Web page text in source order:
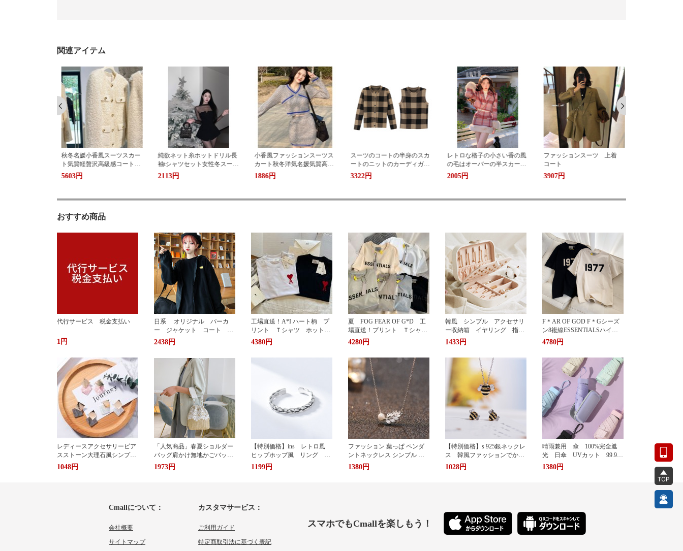
関連アイテム
純欲ネット糸ホットドリル長
袖tシャツセット女性冬スーツ
胸気質名媛上着2点セット
2113円
小香風ファッションスーツス
カート秋冬洋気名媛気質高級
感ニットヒップスカート2点
セット女性
1886円
スーツのコートの半身のスカ
ートのニットのカーディガン
のスカートのズボンのブラウ
ニーの紋様の女性のスーツの
3322円
レトロな格子の小さい香の風
の毛はオーバーの半スカート
のスーツの単列はボタンを掛
けて痩せています。
2005円
ファッションスーツ 上着
コート
3907円
格子 小さいスーツ 上着
女 スーツ
2788円
おすすめ商品
代行サービス 税金支払い
1円
日系 オリジナル パーカ
ー ジャケット コート 暖
か ふわもこ ボアフリー
ス ユニセックス 男女兼用
2438円
工場直送！A*I ハート柄 プ
リント Ｔシャツ ホットプ
リント 半袖 男女兼用 ユ
ニセックス おしゃれ スト
リート ブランドＴシャツ
4380円
夏 FOG FEAR OF G*D 工
場直送！プリント Ｔシャ
ツ ホットプリント 半袖
男女兼用 ユニセックス お
しゃれ ストリート ブラン
ドＴシャツ
4280円
韓風 シンプル アクセサリ
ー収納箱 イヤリング 指
輪 多機能 アクセサリーボ
ックス ジュエリーケース ジ
ュエリーボックス 持ち運び
携帯用 コンパクト 持ちやす
い 小物入れ イアリン
グ ピアス 首飾り アクセ
サリー ケース
1433円
F＊AR OF GOD F＊Gシーズ
ン8複線ESSENTIALSハイス
トリート1977アルファベット
Tシャツカップル半袖
4780円
レディースアクセサリーピア
スストーン大理石風シンプル
エレガント3色
1048円
「人気商品」春夏ショルダー
バッグ肩かけ無地かごバッグ
大容量出かけ
1973円
【特別価格】ins レトロ風
ヒップホップ風 リング シ
ンプルデザイン ファッショ
ン 個性 s 925純銀 オーダ
1199円
ファッション 葉っぱ ペンダ
ントネックレス シンプル 誕
生日プレゼント 人気アクセサ
リー レディースファッション
1380円
【特別価格】s 925銀ネックレ
ス 韓風ファッションでかわ
いい 蜂ペンダント
1028円
晴雨兼用 傘 100%完全遮
光 日傘 UVカット 99.9%
紫外線対策 UVケア 折りた
たみ傘 遮光 遮熱 撥水
1380円
Cmallについて：
会社概要
サイトマップ
カスタマサービス：
ご利用ガイド
特定商取引法に基づく表記
スマホでもCmallを楽しもう！